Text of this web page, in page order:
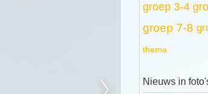
groep 3-4
groep 7-8
thema
Nieuws in